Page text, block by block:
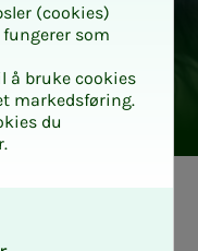
(cookies)
som
å bruke cookies
markedsføring.
du